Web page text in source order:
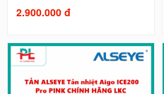
2.900.000 đ